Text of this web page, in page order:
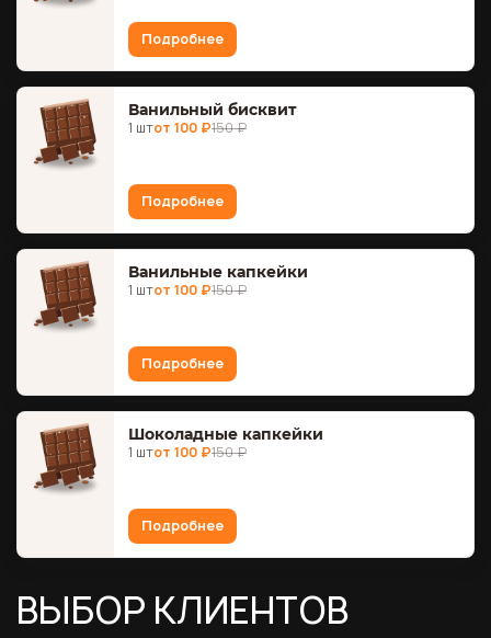
Подробнее
Ванильный бисквит
1 штот 100 ₽150 ₽
Подробнее
Ванильные капкейки
1 штот 100 ₽150 ₽
Подробнее
Шоколадные капкейки
1 штот 100 ₽150 ₽
Подробнее
ВЫБОР КЛИЕНТОВ